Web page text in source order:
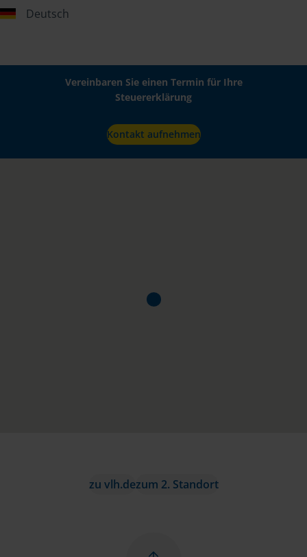
Deutsch
Vereinbaren Sie einen Termin für Ihre
Steuererklärung
Kontakt aufnehmen
zu vlh.dezum 2. Standort